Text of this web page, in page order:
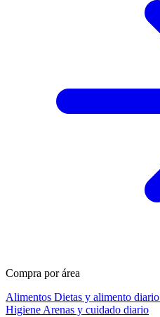
Compra por área
Alimentos Dietas y alimento diario
Higiene Arenas y cuidado diario